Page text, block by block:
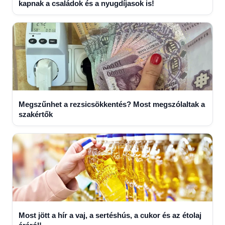
kapnak a családok és a nyugdíjasok is!
Megszűnhet a rezsicsökkentés? Most megszólaltak a
szakértők
Most jött a hír a vaj, a sertéshús, a cukor és az étolaj